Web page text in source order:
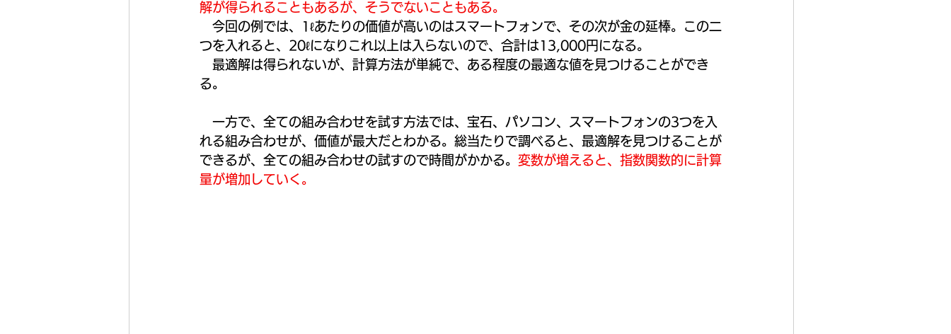
解が得られることもあるが、そうでないこともある。
今回の例では、1ℓあたりの価値が高いのはスマートフォンで、その次が金の延棒。この二
つを入れると、20ℓになりこれ以上は入らないので、合計は13,000円になる。
最適解は得られないが、計算方法が単純で、ある程度の最適な値を見つけることができ
る。
一方で、全ての組み合わせを試す方法では、宝石、パソコン、スマートフォンの3つを入
れる組み合わせが、価値が最大だとわかる。総当たりで調べると、最適解を見つけることが
できるが、全ての組み合わせの試すので時間がかかる。 変数が増えると、指数関数的に計算
量が増加していく。